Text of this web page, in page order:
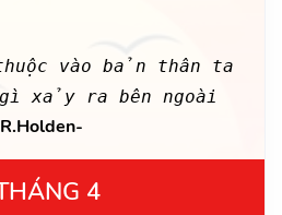
vào bản thân ta
xảy ra bên ngoài
4